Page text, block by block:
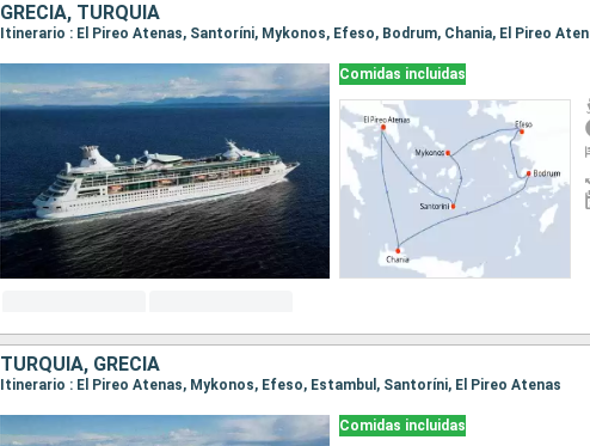
GRECIA, TURQUÍA
Itinerario : El Pireo Atenas, Santoríni, Mykonos, Efeso, Bodrum, Chania, El Pireo
Comidas incluidas
TURQUÍA, GRECIA
Itinerario : El Pireo Atenas, Mykonos, Efeso, Estambul, Santoríni, El Pireo Atenas
Comidas incluidas